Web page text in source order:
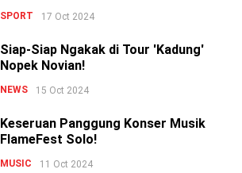
SPORT 17 Oct 2024
Siap-Siap Ngakak di Tour 'Kadung'
Nopek Novian!
NEWS 15 Oct 2024
Keseruan Panggung Konser Musik
FlameFest Solo!
MUSIC 11 Oct 2024